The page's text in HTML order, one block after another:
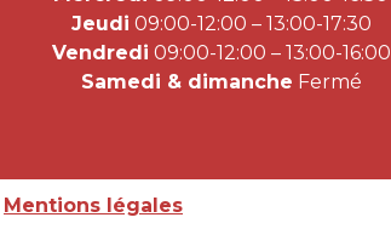
Jeudi 09:00-12:00 – 13:00-17:30
Vendredi 09:00-12:00 – 13:00-16:00
Samedi & dimanche Fermé
Mentions légales